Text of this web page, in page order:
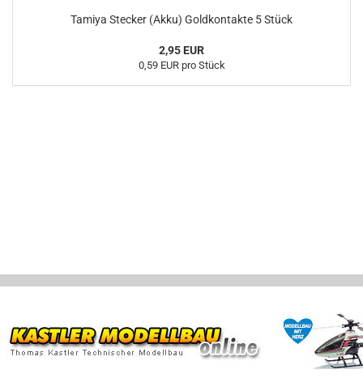
Tamiya Stecker (Akku) Goldkontakte 5 Stück
2,95 EUR
0,59 EUR pro Stück